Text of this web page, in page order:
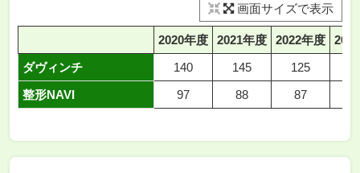
画面サイズで表示
2020年度 2021年度 2022年度
ダヴィンチ
140 145 125
整形NAVI
97 88 87